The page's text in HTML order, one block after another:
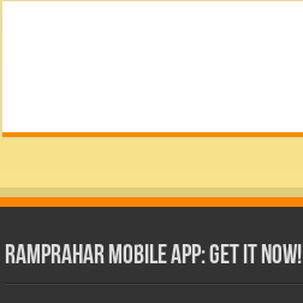
RamPrahar Mobile App: Get it Now!